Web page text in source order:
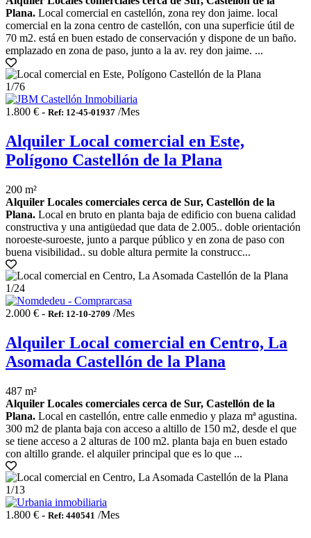
Plana. Local comercial en castellón, zona rey don jaime. local
comercial en la zona centro de castellón, con una superficie útil de
70 m2. está en buen estado de conservación y dispone de un baño.
emplazado en zona de paso, junto a la av. rey don jaime. ...
1/76
1.800 € - Ref: 12-45-01937 /Mes
Alquiler Local comercial en Este,
Polígono Castellón de la Plana
200 m²
Alquiler Locales comerciales cerca de Sur, Castellón de la
Plana. Local en bruto en planta baja de edificio con buena calidad
constructiva y una antigüedad que data de 2.005.. doble orientación
noroeste-suroeste, junto a parque público y en zona de paso con
buena visibilidad.. su doble altura permite la construcc...
1/24
2.000 € - Ref: 12-10-2709 /Mes
Alquiler Local comercial en Centro, La
Asomada Castellón de la Plana
487 m²
Alquiler Locales comerciales cerca de Sur, Castellón de la
Plana. Local en castellón, entre calle enmedio y plaza mª agustina.
300 m2 de planta baja con acceso a altillo de 150 m2, desde el que
se tiene acceso a 2 alturas de 100 m2. planta baja en buen estado
con altillo grande. el alquiler principal que es lo que ...
1/13
1.800 € - Ref: 440541 /Mes